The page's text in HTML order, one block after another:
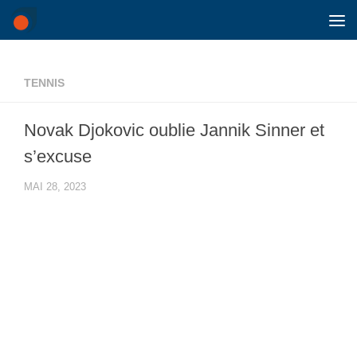
Skip to content
TENNIS
Novak Djokovic oublie Jannik Sinner et
s’excuse
MAI 28, 2023